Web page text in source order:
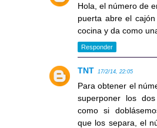
Hola, el número de
puerta abre el
cocina y da como
Responder
TNT 17/2/14, 22:05
Para obtener el
superponer los
como si
que los separa, el